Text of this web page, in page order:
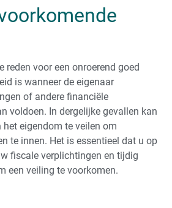
reden voor een onroerend goed
is wanneer de eigenaar
of andere financiële
voldoen. In dergelijke gevallen kan
eigendom te veilen om
te innen. Het is essentieel dat u op
fiscale verplichtingen en tijdig
een veiling te voorkomen.